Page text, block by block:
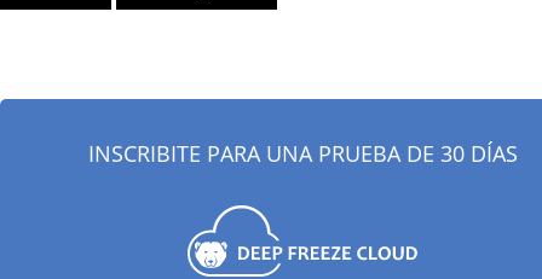
INSCRIBITE PARA UNA PRUEBA DE 30 DÍAS